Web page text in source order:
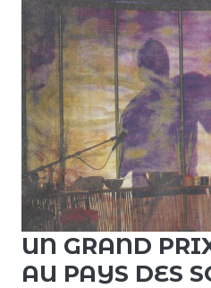
UN GRAND
AU PAYS DES